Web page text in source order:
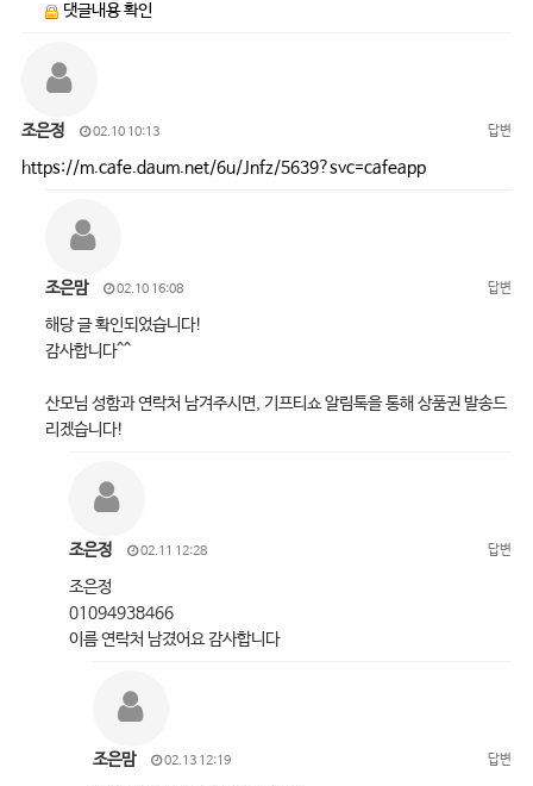
댓글내용 확인
조은정 02.10 10:13 답변
https://m.cafe.daum.net/6u/Jnfz/5639?svc=cafeapp
조은맘 02.10 16:08 답변
해당 글 확인되었습니다!
감사합니다^^
산모님 성함과 연락처 남겨주시면, 기프티쇼 알림톡을 통해 상품권 발송드
리겠습니다!
조은정 02.11 12:28 답변
조은정
01094938466
이름 연락처 남겼어요 감사합니다
조은맘 02.13 12:19 답변